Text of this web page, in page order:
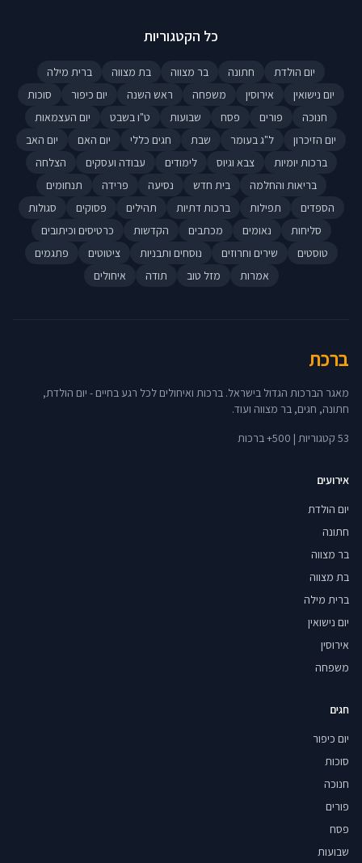
כל הקטגוריות
יום הולדת חתונה בר מצווה בת מצווה
ברית מילה
יום נישואין
אירוסין משפחה ראש השנה יום כיפור
סוכות
חנוכה
פורים פסח שבועות ט"ו בשבט
יום העצמאות
יום הזיכרון
ל"ג בעומר שבת חגים כללי יום האם
יום האב
ברכות יומיות
צבא וגיוס לימודים עבודה ועסקים
הצלחה
בריאות והחלמה
בית חדש נסיעה פרידה
תנחומים
הספדים
תפילות ברכות דתיות תהילים פסוקים
סגולות
סליחות
נאומים מכתבים הקדשות
כרטיסים וכיתובים
טוסטים
שירים וחרוזים נוסחים ותבניות ציטוטים
פתגמים
אמרות
מזל טוב תודה איחולים
ברכת
מאגר הברכות הגדול בישראל. ברכות ואיחולים לכל רגע בחיים - יום הולדת,
חתונה, חגים, בר מצווה ועוד.
53 קטגוריות | 500+ ברכות
אירועים
יום הולדת
חתונה
בר מצווה
בת מצווה
ברית מילה
יום נישואין
אירוסין
משפחה
חגים
יום כיפור
סוכות
חנוכה
פורים
פסח
שבועות